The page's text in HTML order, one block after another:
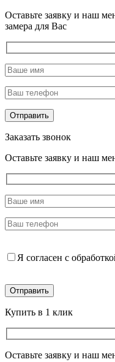
Оставьте заявку и наш
замера для Вас
Заказать звонок
Оставьте заявку и наш
Я согласен с
Купить в 1 клик
Оставьте заявку и наш